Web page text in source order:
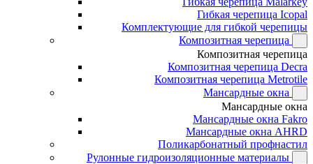
Гибкая черепица Icopal
Комплектующие для гибкой черепицы
Композитная черепица
Композитная черепица
Композитная черепица Decra
Композитная черепица Metrotile
Мансардные окна
Мансардные окна
Мансардные окна Fakro
Мансардные окна AHRD
Поликарбонатный профнастил
Рулонные гидроизоляционные материалы